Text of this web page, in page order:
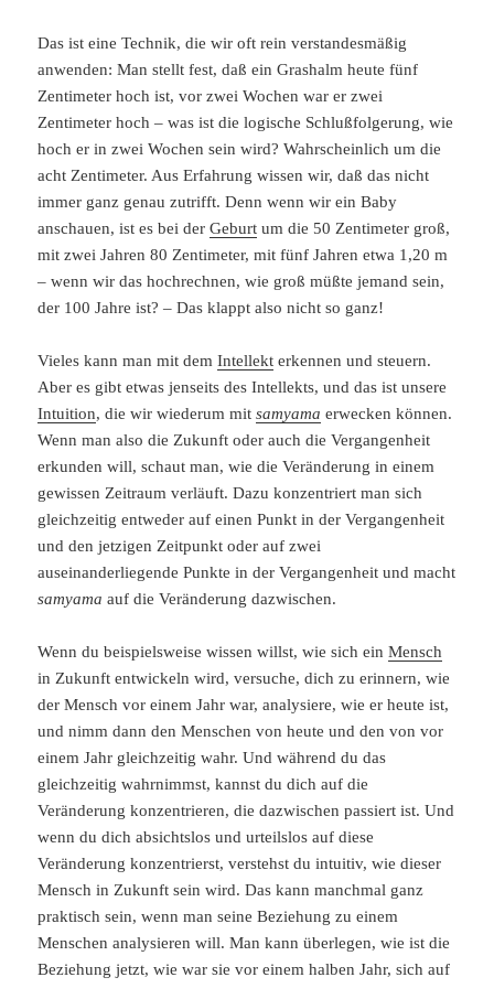
Das ist eine Technik, die wir oft rein verstandesmäßig
anwenden: Man stellt fest, daß ein Grashalm heute fünf
Zentimeter hoch ist, vor zwei Wochen war er zwei
Zentimeter hoch – was ist die logische Schlußfolgerung, wie
hoch er in zwei Wochen sein wird? Wahrscheinlich um die
acht Zentimeter. Aus Erfahrung wissen wir, daß das nicht
immer ganz genau zutrifft. Denn wenn wir ein Baby
anschauen, ist es bei derGeburt um die 50 Zentimeter groß,
mit zwei Jahren 80 Zentimeter, mit fünf Jahren etwa 1,20 m
– wenn wir das hochrechnen, wie groß müßte jemand sein,
der 100 Jahre ist? – Das klappt also nicht so ganz!
Vieles kann man mit demIntellekt erkennen und steuern.
Aber es gibt etwas jenseits des Intellekts, und das ist unsere
Intuition, die wir wiederum mitsamyama erwecken können.
Wenn man also die Zukunft oder auch die Vergangenheit
erkunden will, schaut man, wie die Veränderung in einem
gewissen Zeitraum verläuft. Dazu konzentriert man sich
gleichzeitig entweder auf einen Punkt in der Vergangenheit
und den jetzigen Zeitpunkt oder auf zwei
auseinanderliegende Punkte in der Vergangenheit und macht
samyama auf die Veränderung dazwischen.
Wenn du beispielsweise wissen willst, wie sich einMensch
in Zukunft entwickeln wird, versuche, dich zu erinnern, wie
der Mensch vor einem Jahr war, analysiere, wie er heute ist,
und nimm dann den Menschen von heute und den von vor
einem Jahr gleichzeitig wahr. Und während du das
gleichzeitig wahrnimmst, kannst du dich auf die
Veränderung konzentrieren, die dazwischen passiert ist. Und
wenn du dich absichtslos und urteilslos auf diese
Veränderung konzentrierst, verstehst du intuitiv, wie dieser
Mensch in Zukunft sein wird. Das kann manchmal ganz
praktisch sein, wenn man seine Beziehung zu einem
Menschen analysieren will. Man kann überlegen, wie ist die
Beziehung jetzt, wie war sie vor einem halben Jahr, sich auf